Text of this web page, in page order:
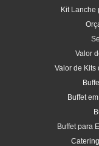
Kit Lanche
Valor
Valor de Kits
Buffet
Buffet para